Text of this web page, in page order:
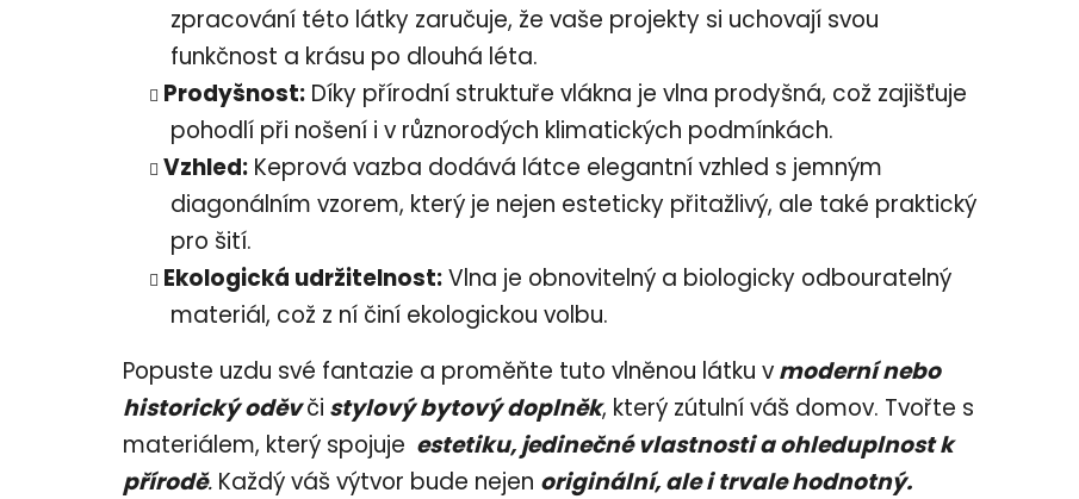
zpracování této látky zaručuje, že vaše projekty si uchovají svou
funkčnost a krásu po dlouhá léta.
Prodyšnost: Díky přírodní struktuře vlákna je vlna prodyšná, což zajišťuje
pohodlí při nošení i v různorodých klimatických podmínkách.
Vzhled: Keprová vazba dodává látce elegantní vzhled s jemným
diagonálním vzorem, který je nejen esteticky přitažlivý, ale také praktický
pro šití.
Ekologická udržitelnost:Vlna je obnovitelný a biologicky odbouratelný
materiál, což z ní činí ekologickou volbu.
Popuste uzdu své fantazie a proměňte tuto vlněnou látku vmoderní nebo
historický oděvči stylový bytový doplněk, který zútulní váš domov. Tvořte s
materiálem, který spojuje estetiku, jedinečné vlastnosti a ohleduplnost k
přírodě. Každý váš výtvor bude nejen originální, ale i trvale hodnotný.